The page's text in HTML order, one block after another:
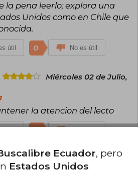
la pena leerlo; explora una
Unidos como en Chile que
útil 0 No es útil
Miércoles 02 de Julio,
la atencion del lecto
0
PortilloEcuador, pero
Estados Unidos